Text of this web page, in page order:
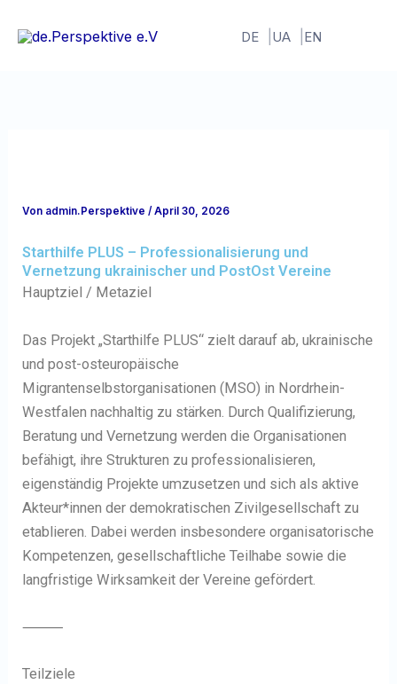
Inhalt
DE UA EN
Von admin.Perspektive/April 30, 2026
Starthilfe PLUS – Professionalisierung und
Vernetzung ukrainischer und PostOst Vereine
Hauptziel / Metaziel
Das Projekt „Starthilfe PLUS“ zielt darauf ab, ukrainische
und post-osteuropäische
Migrantenselbstorganisationen (MSO) in Nordrhein-
Westfalen nachhaltig zu stärken. Durch Qualifizierung,
Beratung und Vernetzung werden die Organisationen
befähigt, ihre Strukturen zu professionalisieren,
eigenständig Projekte umzusetzen und sich als aktive
Akteur*innen der demokratischen Zivilgesellschaft zu
etablieren. Dabei werden insbesondere organisatorische
Kompetenzen, gesellschaftliche Teilhabe sowie die
langfristige Wirksamkeit der Vereine gefördert.
⸻
Teilziele